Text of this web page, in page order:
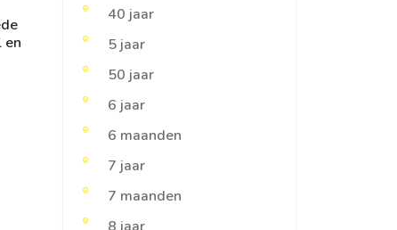
en
40 jaar
5 jaar
50 jaar
6 jaar
6 maanden
7 jaar
7 maanden